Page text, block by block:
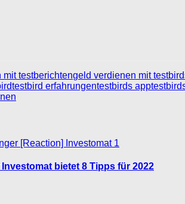
testberichtengeld verdienen mit
testbird erfahrungentestbirds app
1
bietet 8 Tipps für 2022